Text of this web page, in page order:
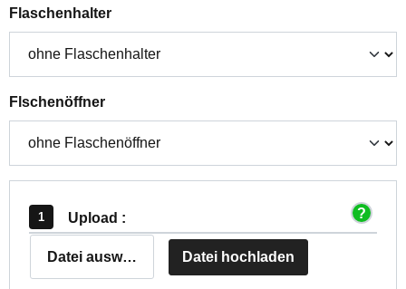
Flaschenhalterauswählen
Flschenöffnerauswählen
Upload :
Datei auswählen Datei hochladen